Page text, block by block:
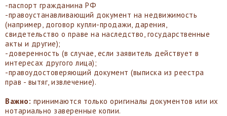
-паспорт гражданина РФ
-правоустанавливающий документ на недвижимость
(например, договор купли-продажи, дарения,
свидетельство о праве на наследство, государственные
акты и другие);
-доверенность (в случае, если заявитель действует в
интересах другого лица);
-правоудостоверяющий документ (выписка из реестра
прав - вытяг, извлечение).
Важно: принимаются только оригиналы документов или их
нотариально заверенные копии.